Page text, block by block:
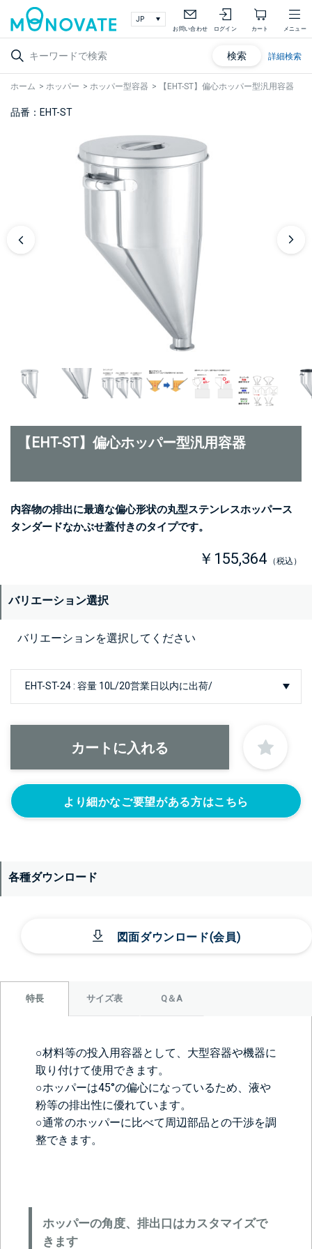
お問い合わせ ログイン カート メニュー
検索 詳細検索
ホーム > ホッパー > ホッパー型容器 > 【EHT-ST】偏心ホッパー型汎用容器
品番：EHT-ST
【EHT-ST】偏心ホッパー型汎用容器
内容物の排出に最適な偏心形状の丸型ステンレスホッパース
タンダードなかぶせ蓋付きのタイプです。
￥155,364 （税込）
バリエーション選択
バリエーションを選択してください
より細かなご要望がある方はこちら
各種ダウンロード
図面ダウンロード(会員)
特長 サイズ表 Q＆A
○材料等の投入用容器として、大型容器や機器に
取り付けて使用できます。
○ホッパーは45°の偏心になっているため、液や
粉等の排出性に優れています。
○通常のホッパーに比べて周辺部品との干渉を調
整できます。
ホッパーの角度、排出口はカスタマイズで
きます